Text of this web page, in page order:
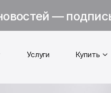
—
Услуги Купить